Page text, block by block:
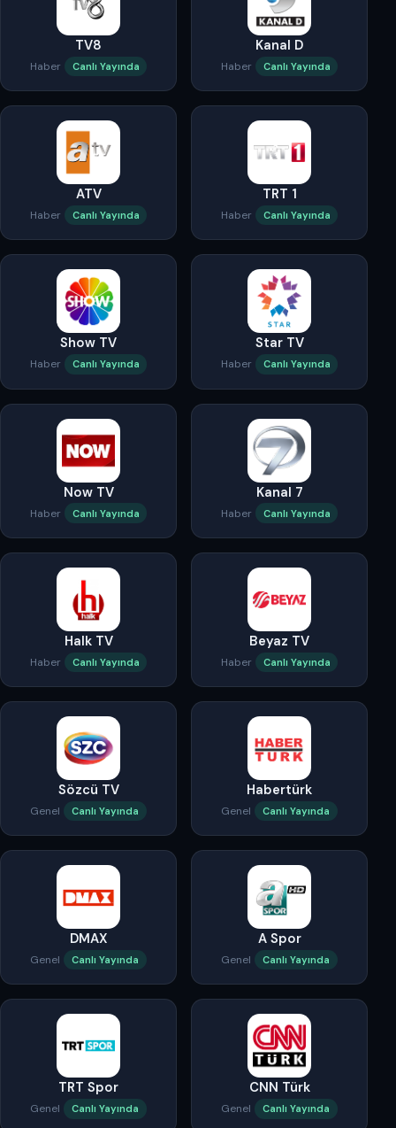
TV8
Haber Canlı Yayında
Kanal D
Haber Canlı Yayında
ATV
Haber Canlı Yayında
TRT 1
Haber Canlı Yayında
Show TV
Haber Canlı Yayında
Star TV
Haber Canlı Yayında
Now TV
Haber Canlı Yayında
Kanal 7
Haber Canlı Yayında
Halk TV
Haber Canlı Yayında
Beyaz TV
Haber Canlı Yayında
Sözcü TV
Genel Canlı Yayında
Habertürk
Genel Canlı Yayında
DMAX
Genel Canlı Yayında
A Spor
Genel Canlı Yayında
TRT Spor
Genel Canlı Yayında
CNN Türk
Genel Canlı Yayında